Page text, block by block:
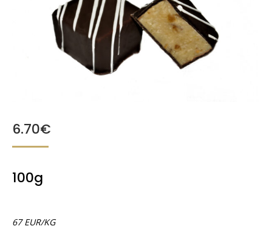
6.70€
100g
67 EUR/KG